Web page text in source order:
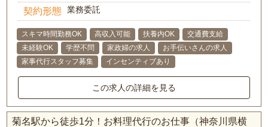
契約形態 業務委託
スキマ時間勤務OK 高収入可能 扶養内OK
交通費支給
未経験OK
学歴不問 家政婦の求人
お手伝いさんの求人
家事代行スタッフ募集
インセンティブあり
この求人の詳細を見る
菊名駅から徒歩1分！お料理代行のお仕事（神奈川県横